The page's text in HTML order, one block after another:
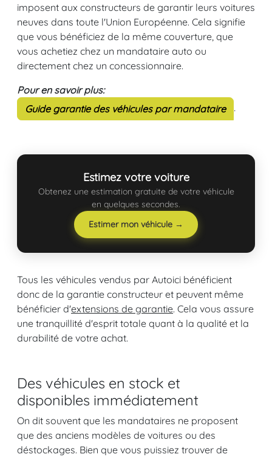
imposent aux constructeurs de garantir leurs voitures
neuves dans toute l'Union Européenne. Cela signifie
que vous bénéficiez de la même couverture, que
vous achetiez chez un mandataire auto ou
directement chez un concessionnaire.
Pour en savoir plus:
Guide garantie des véhicules par mandataire
.
Estimez votre voiture
Obtenez une estimation gratuite de votre véhicule
en quelques secondes.
Estimer mon véhicule →
Tous les véhicules vendus par Autoici bénéficient
donc de la garantie constructeur et peuvent même
bénéficier d'extensions de garantie. Cela vous assure
une tranquillité d'esprit totale quant à la qualité et la
durabilité de votre achat.
Des véhicules en stock et
disponibles immédiatement
On dit souvent que les mandataires ne proposent
que des anciens modèles de voitures ou des
déstockages. Bien que vous puissiez trouver de